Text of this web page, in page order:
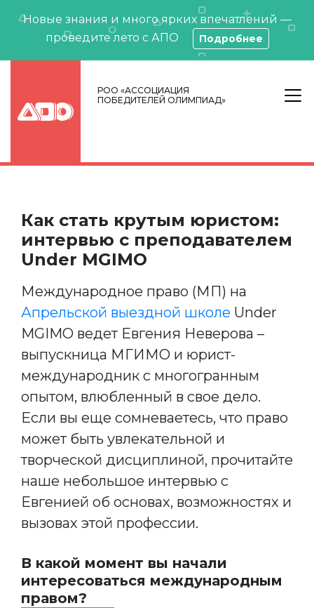
Новые знания и много ярких впечатлений —
проведите лето с АПО
Подробнее
РОО «АССОЦИАЦИЯ
ПОБЕДИТЕЛЕЙ ОЛИМПИАД»
Как стать крутым юристом:
интервью с преподавателем
Under MGIMO
Международное право (МП) на
Апрельской выездной школе Under
MGIMO ведет Евгения Неверова –
выпускница МГИМО и юрист-
международник с многогранным
опытом, влюбленный в свое дело.
Если вы еще сомневаетесь, что право
может быть увлекательной и
творческой дисциплиной, прочитайте
наше небольшое интервью с
Евгенией об основах, возможностях и
вызовах этой профессии.
В какой момент вы начали
интересоваться международным
правом?